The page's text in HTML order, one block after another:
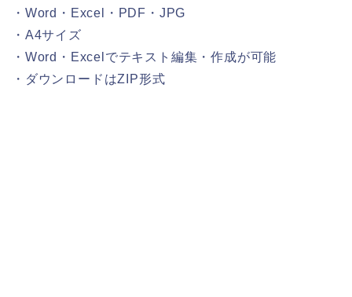
・Word・Excel・PDF・JPG
・A4サイズ
・Word・Excelでテキスト編集・作成が可能
・ダウンロードはZIP形式